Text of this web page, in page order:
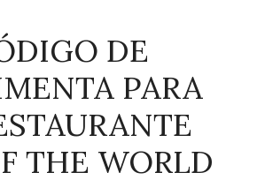
DE
PARA
THE WORLD